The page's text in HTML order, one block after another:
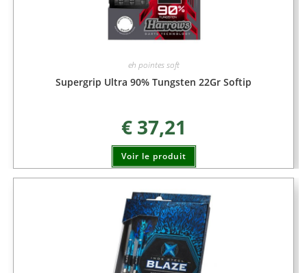
eh pointes soft
Supergrip Ultra 90% Tungsten 22Gr Softip
€37,21
Voir le produit